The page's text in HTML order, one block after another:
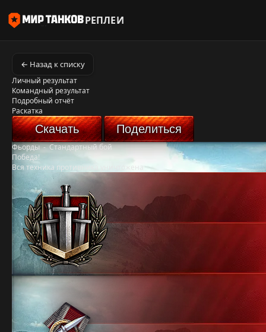
РЕПЛЕИ
← Назад к списку
Личный результат
Командный результат
Подробный отчёт
Раскатка
Скачать Поделиться
Фьорды-Стандартный бой
Победа!
Вся техника противника уничтожена